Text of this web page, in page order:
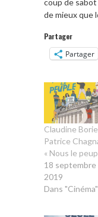
coup de
de mieux que
Partager
Partager
Claudine
Patrice
« Nous le
18 septembre
2019
Dans "Cinéma"